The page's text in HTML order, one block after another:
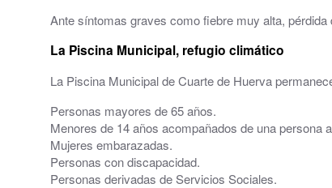
Ayuntamiento Online
112 ARAGÓN - ALERTAS
El Tiempo en Cuarte de Huerva
Redes Sociales
Ante síntomas graves como fiebre muy alta,
La Piscina Municipal, refugio climático
La Piscina Municipal de Cuarte de Huerva
Personas mayores de 65 años.
Menores de 14 años acompañados de una persona
Mujeres embarazadas.
Personas con discapacidad.
Personas derivadas de Servicios Sociales.